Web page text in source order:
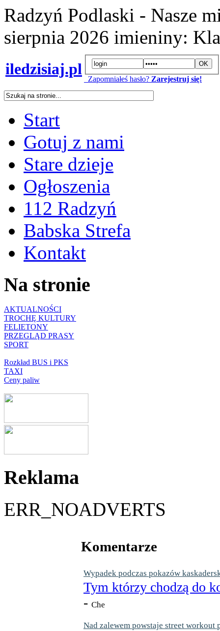
Radzyń Podlaski - Nasze
sierpnia 2026 imieniny:
iledzisiaj.pl
Zapomniałeś hasło? Zarejestruj się!
Start
Gotuj z nami
Stare dzieje
Ogłoszenia
112 Radzyń
Babska Strefa
Kontakt
Na stronie
AKTUALNOŚCI
TROCHĘ KULTURY
FELIETONY
PRZEGLĄD PRASY
SPORT
Rozkład BUS i PKS
TAXI
Ceny paliw
Reklama
ERR_NOADVERTS
Komentarze
Wypadek podczas pokazów
Tym którzy chodzą do
- Che
Nad zalewem powstaje street workout